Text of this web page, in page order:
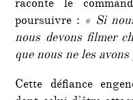
raconte le
poursuivre : « Si
nous devons filmer
que nous ne les
Cette défiance